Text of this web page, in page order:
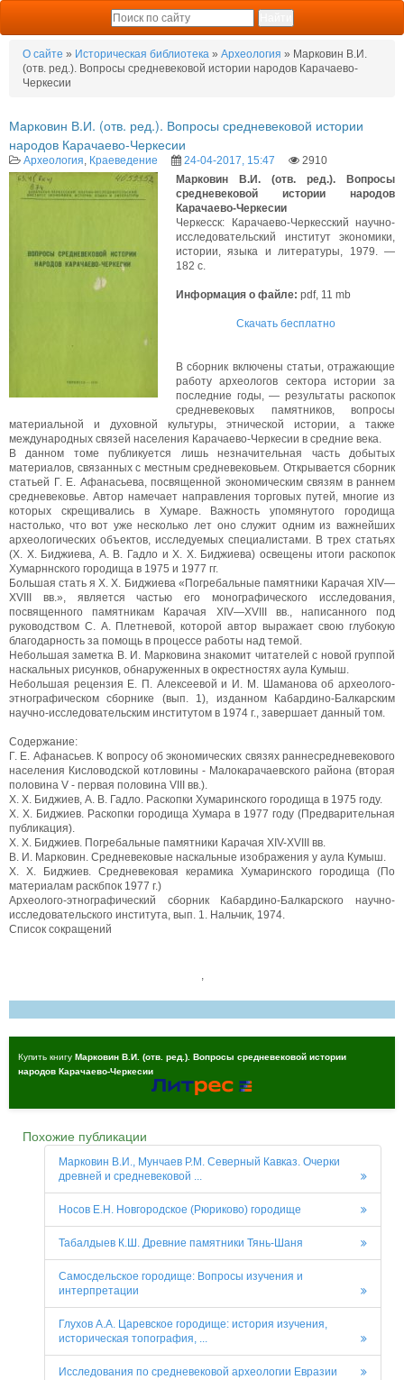
О сайте » Историческая библиотека » Археология » Марковин В.И.
(отв. ред.). Вопросы средневековой истории народов Карачаево-
Черкесии
Марковин В.И. (отв. ред.). Вопросы средневековой истории
народов Карачаево-Черкесии
Археология Краеведение 24-04-2017, 15:47
2910
Марковин В.И. (отв. ред.). Вопросы
средневековой истории народов
Карачаево-Черкесии
Черкесск: Карачаево-Черкесский научно-
исследовательский институт экономики,
истории, языка и литературы, 1979. —
182 с.
Информация о файле: pdf, 11 mb
Скачать бесплатно
В сборник включены статьи, отражающие
работу археологов сектора истории за
последние годы, — результаты раскопок
средневековых памятников, вопросы
материальной и духовной культуры, этнической истории, а также
международных связей населения Карачаево-Черкесии в средние века.
В данном томе публикуется лишь незначительная часть добытых
материалов, связанных с местным средневековьем. Открывается сборник
статьей Г. Е. Афанасьева, посвященной экономическим связям в раннем
средневековье. Автор намечает направления торговых путей, многие из
которых скрещивались в Хумаре. Важность упомянутого городища
настолько, что вот уже несколько лет оно служит одним из важнейших
археологических объектов, исследуемых специалистами. В трех статьях
(X. X. Биджиева, А. В. Гадло и X. X. Биджиева) освещены итоги раскопок
Хумарннского городища в 1975 и 1977 гг.
Большая стать я X. X. Биджиева «Погребальные памятники Карачая XIV—
XVIII вв.», является частью его монографического исследования,
посвященного памятникам Карачая XIV—XVIII вв., написанного под
руководством С. А. Плетневой, которой автор выражает свою глубокую
благодарность за помощь в процессе работы над темой.
Небольшая заметка В. И. Марковина знакомит читателей с новой группой
наскальных рисунков, обнаруженных в окрестностях аула Кумыш.
Небольшая рецензия Е. П. Алексеевой и И. М. Шаманова об археолого-
этнографическом сборнике (вып. 1), изданном Кабардино-Балкарским
научно-исследовательским институтом в 1974 г., завершает данный том.
Содержание:
Г. Е. Афанасьев. К вопросу об экономических связях раннесредневекового
населения Кисловодской котловины - Малокарачаевского района (вторая
половина V - первая половина VIII вв.).
X. X. Биджиев, А. В. Гадло. Раскопки Хумаринского городища в 1975 году.
X. X. Биджиев. Раскопки городища Хумара в 1977 году (Предварительная
публикация).
X. X. Биджиев. Погребальные памятники Карачая XIV-XVIII вв.
В. И. Марковин. Средневековые наскальные изображения у аула Кумыш.
X. X. Биджиев. Средневековая керамика Хумаринского городища (По
материалам раскбпок 1977 г.)
Археолого-этнографический сборник Кабардино-Балкарского научно-
исследовательского института, вып. 1. Нальчик, 1974.
Список сокращений
,
Купить книгу Марковин В.И. (отв. ред.). Вопросы средневековой истории
народов Карачаево-Черкесии
Похожие публикации
Марковин В.И., Мунчаев Р.М. Северный Кавказ. Очерки
древней и средневековой ...
Носов Е.Н. Новгородское (Рюриково) городище
Табалдыев К.Ш. Древние памятники Тянь-Шаня
Самосдельское городище: Вопросы изучения и
интерпретации
Глухов А.А. Царевское городище: история изучения,
историческая топография, ...
Исследования по средневековой археологии Евразии